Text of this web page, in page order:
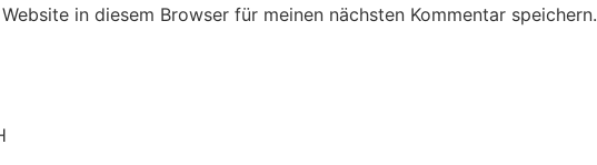
in diesem Browser für meinen nächsten Kommentar speichern.